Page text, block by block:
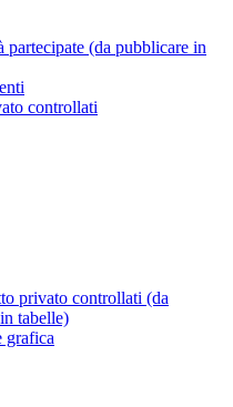
partecipate (da pubblicare in
controllati
privato controllati (da
tabelle)
grafica